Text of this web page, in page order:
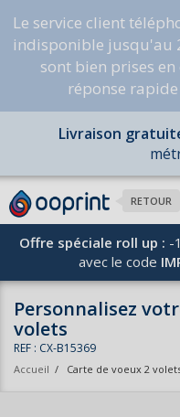
Le service client
indisponible jusqu'au
sont bien prises
réponse
Livraison
RETOUR
Offre spéciale roll up : -
avec le code
Personnalisez
volets
REF : CX-B15369
Accueil / Carte de voeux 2